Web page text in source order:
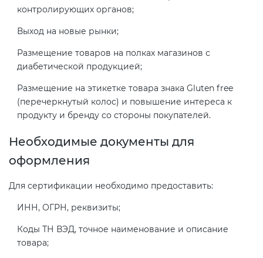
контролирующих органов;
Выход на новые рынки;
Размещение товаров на полках магазинов с
диабетической продукцией;
Размещение на этикетке товара знака Gluten free
(перечеркнутый колос) и повышение интереса к
продукту и бренду со стороны покупателей.
Необходимые документы для
оформления
Для сертификации необходимо предоставить:
ИНН, ОГРН, реквизиты;
Коды ТН ВЭД, точное наименование и описание
товара;